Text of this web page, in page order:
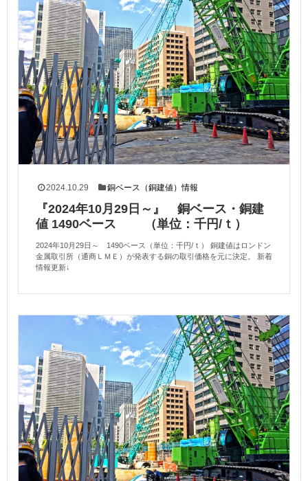
2024.10.29 銅ベース（銅建値）情報
『2024年10月29日～』 銅ベース・銅建
値 1490ベース （単位：千円/ｔ）
2024年10月29日～ 1490ベース（単位：千円/ｔ） 銅建値はロンドン
金属取引所（通商ＬＭＥ）が発表する銅の取引価格を元に決定。 新着
情報更新↓